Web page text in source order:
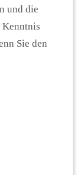
und die
Kenntnis
Sie den